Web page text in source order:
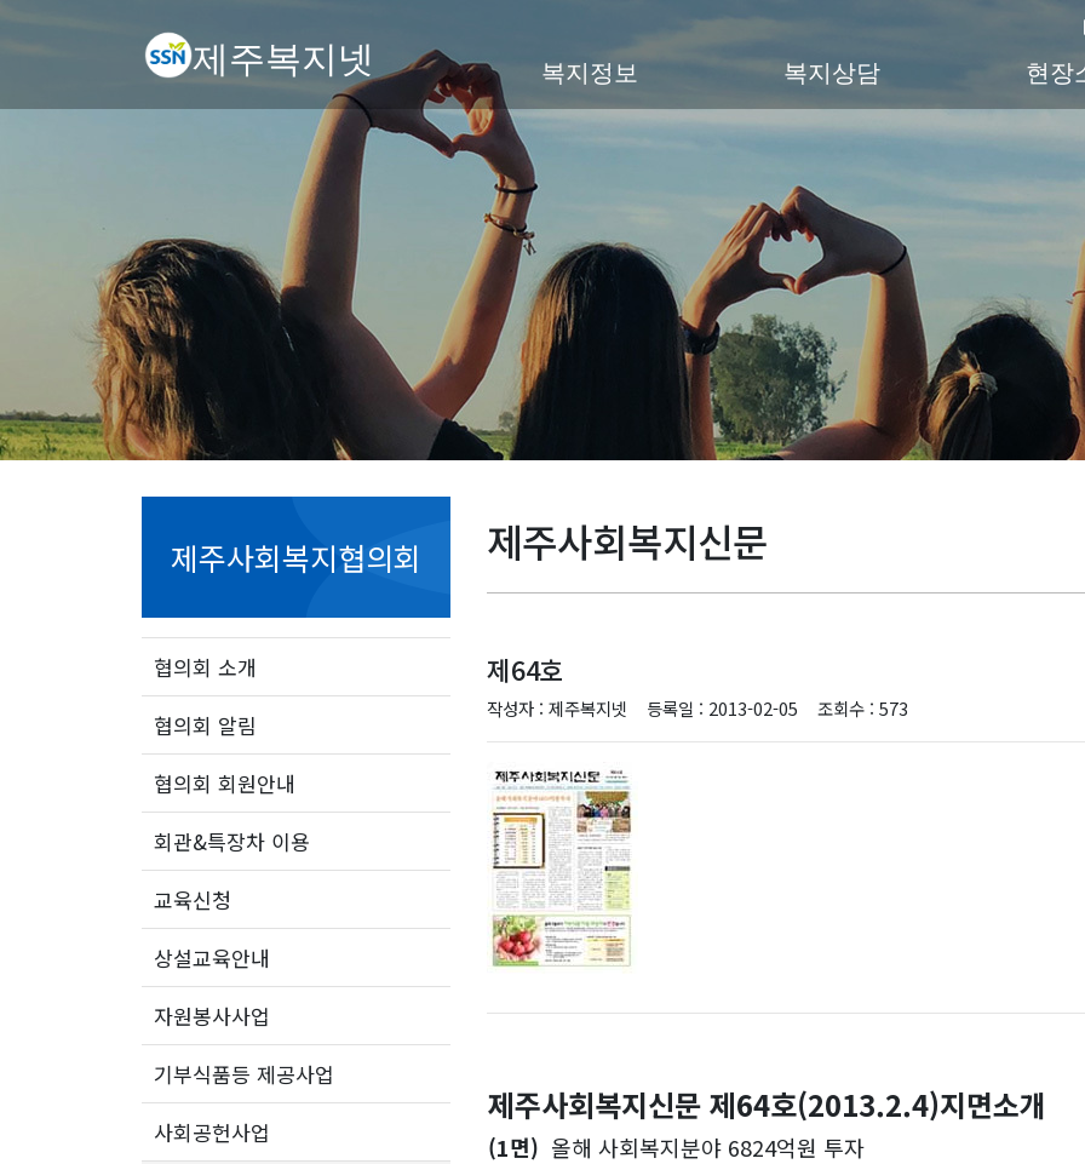
제주복지넷 복지정보 복지상담 현장
제주사회복지협의회
협의회 소개
협의회 알림
협의회 회원안내
회관&특장차 이용
교육신청
상설교육안내
자원봉사사업
기부식품등 제공사업
사회공헌사업
제주사회복지신문
제64호
작성자 : 제주복지넷 등록일 : 2013-02-05 조회수 : 573
제주사회복지신문 제64호(2013.2.4)지면소개
(1면) 올해 사회복지분야 6824억원 투자